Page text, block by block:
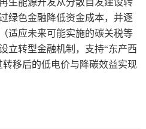
绿色金融降低资金成本，并逐
适应未来可能实施的碳关税等
立转型金融机制，支持“东产西
移后的低电价与降碳效益实现